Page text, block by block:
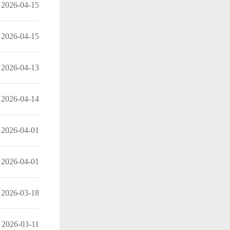
2026-04-15
2026-04-15
2026-04-13
2026-04-14
2026-04-01
2026-04-01
2026-03-18
2026-03-11